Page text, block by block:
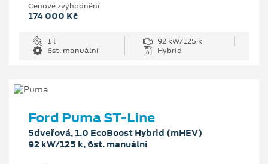
Cenové zvýhodnění
174 000 Kč
1 l
92 kW/125 k
6st. manuální
Hybrid
Ford Puma ST-Line
5dveřová, 1.0 EcoBoost Hybrid (mHEV)
92 kW/125 k, 6st. manuální